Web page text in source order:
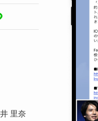
里奈